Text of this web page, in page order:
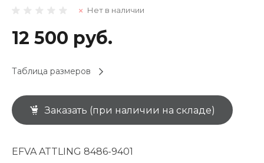
Нет в наличии
12 500 руб.
Таблица размеров
Заказать (при наличии на складе)
EFVA ATTLING 8486-9401